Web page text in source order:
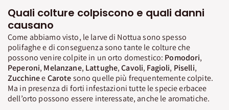
Quali colture colpiscono e quali danni
causano
Come abbiamo visto, le larve di Nottua sono spesso
polifaghe e di conseguenza sono tante le colture che
possono venire colpite in un orto domestico: Pomodori,
Peperoni, Melanzane, Lattughe,Cavoli, Fagioli, Piselli,
ZucchineeCarotesono quelle più frequentemente colpite.
Ma in presenza di forti infestazioni tutte le specie erbacee
dell’orto possono essere interessate, anche le aromatiche.